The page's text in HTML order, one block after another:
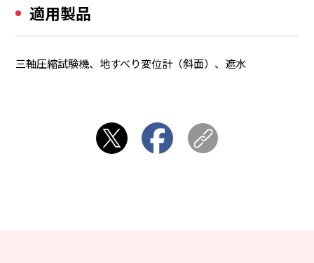
適用製品
三軸圧縮試験機、地すべり変位計（斜面）、遮水